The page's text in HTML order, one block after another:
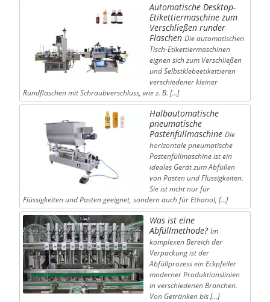
Automatische Desktop-
Etikettiermaschine zum
Verschließen runder
Flaschen Die automatischen
Tisch-Etikettiermaschinen
eignen sich zum Verschließen
und Selbstklebeetikettieren
verschiedener kleiner
Rundflaschen mit Schraubverschluss, wie z. B. […]
Halbautomatische
pneumatische
Pastenfüllmaschine Die
horizontale pneumatische
Pastenfüllmaschine ist ein
ideales Gerät zum Abfüllen
von Pasten und Flüssigkeiten.
Sie ist nicht nur für
Flüssigkeiten und Pasten geeignet, sondern auch für Ethanol, […]
Was ist eine
Abfüllmethode? Im
komplexen Bereich der
Verpackung ist der
Abfüllprozess ein Eckpfeiler
moderner Produktionslinien
in verschiedenen Branchen.
Von Getränken bis […]